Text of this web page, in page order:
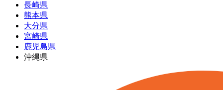
長崎県
熊本県
大分県
宮崎県
鹿児島県
沖縄県